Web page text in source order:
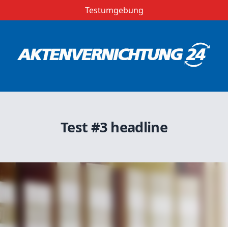
Testumgebung
Test #3 headline